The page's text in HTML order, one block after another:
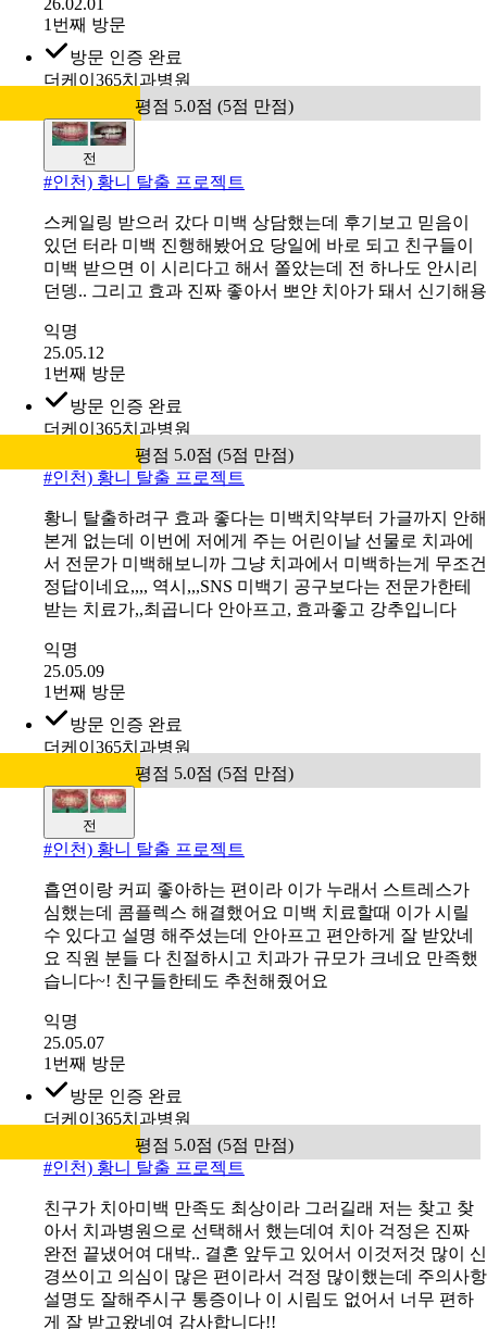
익명
26.02.01
1번째 방문
방문 인증 완료
더케이365치과병원
#인천) 황니 탈출 프로젝트
스케일링 받으러 갔다 미백 상담했는데 후기보고 믿음이
있던 터라 미백 진행해봤어요 당일에 바로 되고 친구들이
던뎅.. 그리고 효과 진짜 좋아서 뽀얀 치아가 돼서 신기해용
익명
25.05.12
1번째 방문
방문 인증 완료
더케이365치과병원
#인천) 황니 탈출 프로젝트
황니 탈출하려구 효과 좋다는 미백치약부터 가글까지 안해
본게 없는데 이번에 저에게 주는 어린이날 선물로 치과에
서 전문가 미백해보니까 그냥 치과에서 미백하는게 무조건
받는 치료가,,최곱니다 안아프고, 효과좋고 강추입니다
익명
25.05.09
1번째 방문
방문 인증 완료
더케이365치과병원
#인천) 황니 탈출 프로젝트
흡연이랑 커피 좋아하는 편이라 이가 누래서 스트레스가
심했는데 콤플렉스 해결했어요 미백 치료할때 이가 시릴
수 있다고 설명 해주셨는데 안아프고 편안하게 잘 받았네
습니다~! 친구들한테도 추천해줬어요
익명
25.05.07
1번째 방문
방문 인증 완료
더케이365치과병원
#인천) 황니 탈출 프로젝트
친구가 치아미백 만족도 최상이라 그러길래 저는 찾고 찾
아서 치과병원으로 선택해서 했는데여 치아 걱정은 진짜
완전 끝냈어여 대박.. 결혼 앞두고 있어서 이것저것 많이 신
경쓰이고 의심이 많은 편이라서 걱정 많이했는데 주의사항